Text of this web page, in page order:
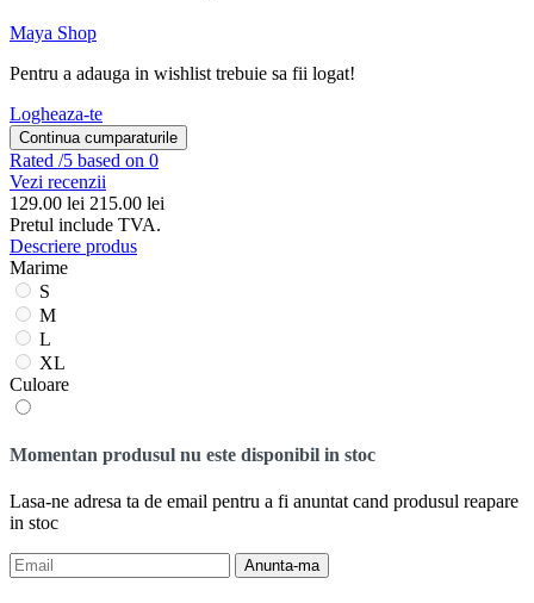
Maya Shop
Pentru a adauga in wishlist trebuie sa fii logat!
Logheaza-te
Continua cumparaturile
Rated /5 based on 0
Vezi recenzii
129.00 lei 215.00 lei
Pretul include TVA.
Descriere produs
Marime
S
M
L
XL
Culoare
Momentan produsul nu este disponibil in stoc
Lasa-ne adresa ta de email pentru a fi anuntat cand produsul reapare
in stoc
Anunta-ma